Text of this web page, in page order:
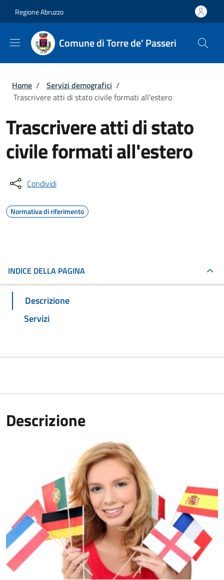
Regione Abruzzo
Comune di Torre de' Passeri
Briciole di pane
Home / Servizi demografici /
Trascrivere atti di stato civile formati all'estero
Trascrivere atti di stato
civile formati all'estero
Condividi
Normativa di riferimento
INDICE DELLA PAGINA
Descrizione
Servizi
Descrizione